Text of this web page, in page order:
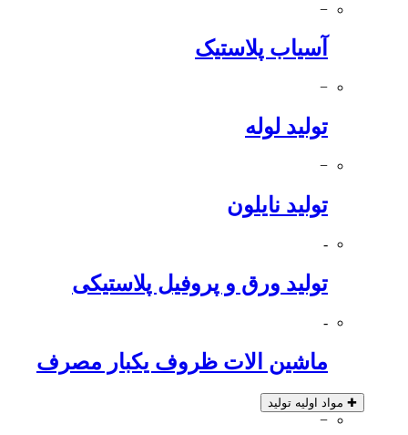
−
آسیاب پلاستیک
−
تولید لوله
−
تولید نایلون
-
تولید ورق و پروفیل پلاستیکی
-
ماشین الات ظروف یکبار مصرف
✚ مواد اولیه تولید
−